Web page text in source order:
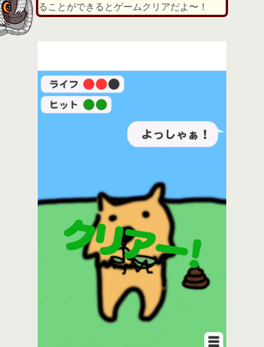
ることができるとゲームクリアだよ〜！